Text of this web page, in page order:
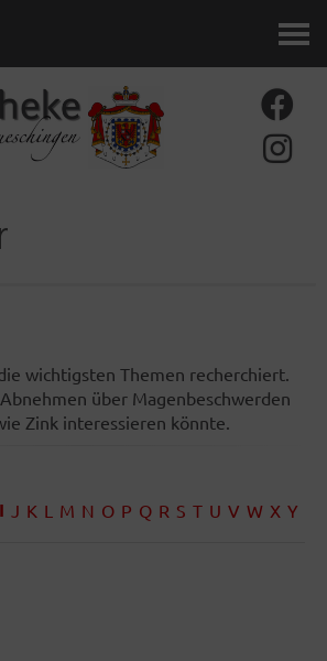
wichtigsten Themen recherchiert.
über Magenbeschwerden
Zink interessieren könnte.
I J K L M N O P Q R S T U V W X Y